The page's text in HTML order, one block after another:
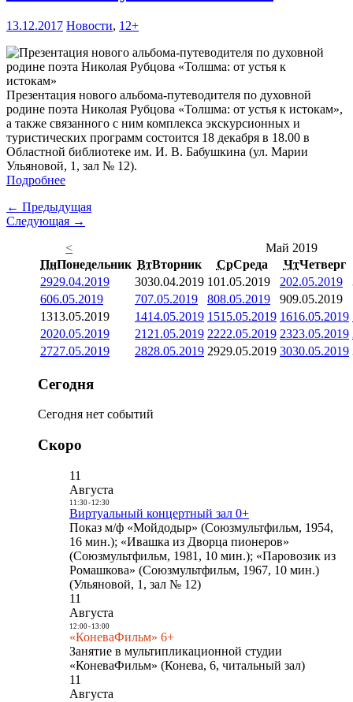
13.12.2017 Новости, 12+
Презентация нового альбома-путеводителя по духовной
родине поэта Николая Рубцова «Толшма: от устья к истокам»,
а также связанного с ним комплекса экскурсионных и
туристических программ состоится 18 декабря в 18.00 в
Областной библиотеке им. И. В. Бабушкина (ул. Марии
Ульяновой, 1, зал № 12).
Подробнее
← Предыдущая
Следующая →
<
Май 2019
ПнПонедельник ВтВторник СрСреда ЧтЧетверг
2929.04.2019 3030.04.2019 101.05.2019 202.05.2019
606.05.2019 707.05.2019 808.05.2019 909.05.2019
1313.05.2019 1414.05.2019 1515.05.2019 1616.05.2019
2020.05.2019 21 21.05.2019 2222.05.2019 2323.05.2019
2727.05.2019 2828.05.2019 2929.05.2019 3030.05.2019
Сегодня
Сегодня нет событий
Скоро
11
Августа
11:30- 12:30
Виртуальный концертный зал 0+
Показ м/ф «Мойдодыр» (Союзмультфильм, 1954,
16 мин.); «Ивашка из Дворца пионеров»
(Союзмультфильм, 1981, 10 мин.); «Паровозик из
Ромашкова» (Союзмультфильм, 1967, 10 мин.)
(Ульяновой, 1, зал № 12)
11
Августа
12:00- 13:00
«КоневаФильм» 6+
Занятие в мультипликационной студии
«КоневаФильм» (Конева, 6, читальный зал)
11
Августа